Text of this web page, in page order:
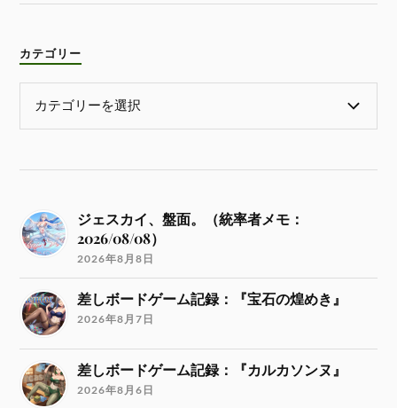
カテゴリー
ジェスカイ、盤面。（統率者メモ：
2026/08/08）
2026年8月8日
差しボードゲーム記録：『宝石の煌めき』
2026年8月7日
差しボードゲーム記録：『カルカソンヌ』
2026年8月6日